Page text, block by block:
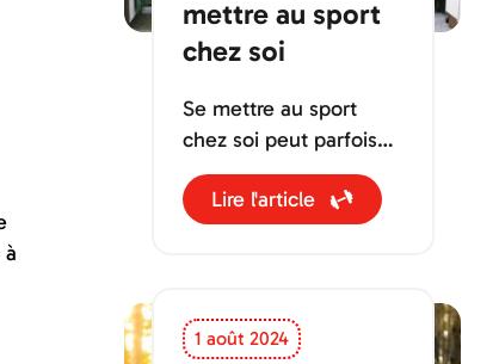
mettre au sport
chez soi
Se mettre au sport
chez soi peut parfois
sembler difficile. La
plupart des excuses
que vous vous
Lire l'article
1 août 2024